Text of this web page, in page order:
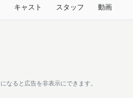
キャスト スタッフ 動画
になると広告を非表示にできます。